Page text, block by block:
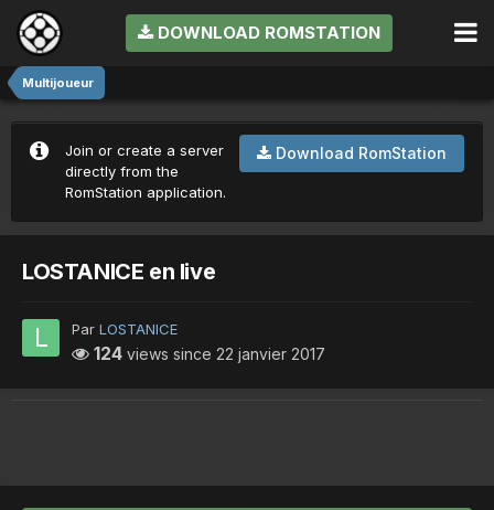
DOWNLOAD ROMSTATION
Multijoueur
Download RomStation
Join or create a server
directly from the
RomStation application.
LOSTANICE en live
Par LOSTANICE
124 views since 22 janvier 2017